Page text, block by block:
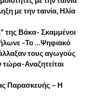
με την ταινία, Ηλία
της Βάκα- Σκαμμένοι
-Το …Ψηφιακό
τους αγωγούς
Αναζητείται
Παρασκευής – Η